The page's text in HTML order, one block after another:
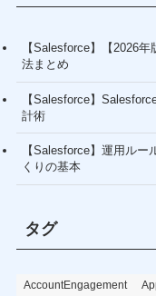
【Salesforce】【2026
法まとめ
【Salesforce】
計術
【Salesforce】運用ル
くりの基本
タグ
AccountEngagement